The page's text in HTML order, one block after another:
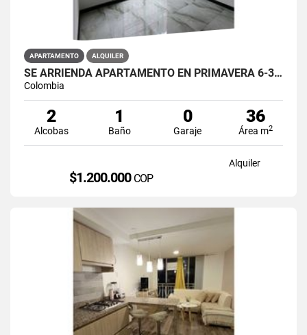
APARTAMENTO ALQUILER
SE ARRIENDA APARTAMENTO EN PRIMAVERA 6-39 ET 2 PISO 3 PARS ESTRENAR
Colombia
2
Alcobas
1
Baño
0
Garaje
36
Área m2
Alquiler
$1.200.000 COP